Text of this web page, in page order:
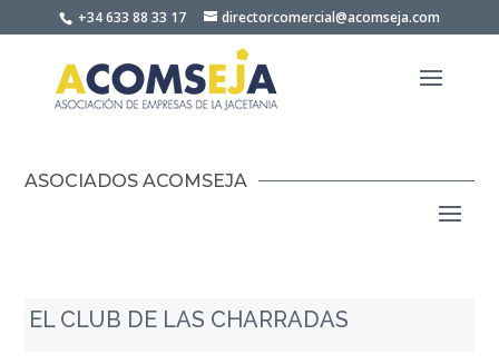
to
+34 633 88 33 17 directorcomercial@acomseja.com
ASOCIADOS ACOMSEJA
EL CLUB DE LAS CHARRADAS